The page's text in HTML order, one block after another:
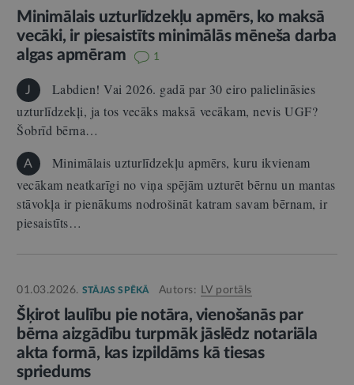
Minimālais uzturlīdzekļu apmērs, ko maksā
vecāki, ir piesaistīts minimālās mēneša darba
algas apmēram
1
J
Labdien! Vai 2026. gadā par 30 eiro palielināsies
uzturlīdzekļi, ja tos vecāks maksā vecākam, nevis UGF?
Šobrīd bērna…
A
Minimālais uzturlīdzekļu apmērs, kuru ikvienam
vecākam neatkarīgi no viņa spējām uzturēt bērnu un mantas
stāvokļa ir pienākums nodrošināt katram savam bērnam, ir
piesaistīts…
01.03.2026. STĀJAS SPĒKĀ Autors: LV portāls
Šķirot laulību pie notāra, vienošanās par
bērna aizgādību turpmāk jāslēdz notariāla
akta formā, kas izpildāms kā tiesas
spriedums